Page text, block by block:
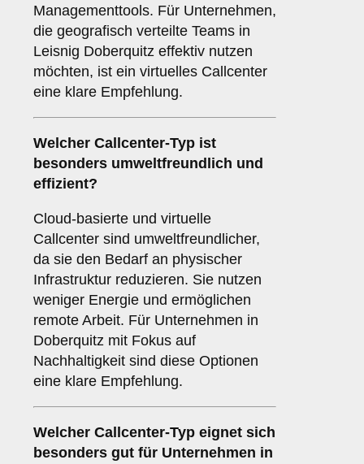
Managementtools. Für Unternehmen,
die geografisch verteilte Teams in
Leisnig Doberquitz effektiv nutzen
möchten, ist ein virtuelles Callcenter
eine klare Empfehlung.
Welcher Callcenter-Typ ist
besonders umweltfreundlich und
effizient?
Cloud-basierte und virtuelle
Callcenter sind umweltfreundlicher,
da sie den Bedarf an physischer
Infrastruktur reduzieren. Sie nutzen
weniger Energie und ermöglichen
remote Arbeit. Für Unternehmen in
Doberquitz mit Fokus auf
Nachhaltigkeit sind diese Optionen
eine klare Empfehlung.
Welcher Callcenter-Typ eignet sich
besonders gut für Unternehmen in